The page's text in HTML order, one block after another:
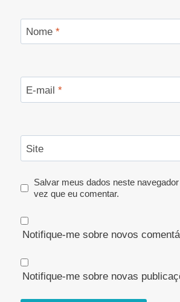
Nome *
E-mail *
Site
Salvar meus dados neste
vez que eu comentar.
Notifique-me sobre novos
Notifique-me sobre novas